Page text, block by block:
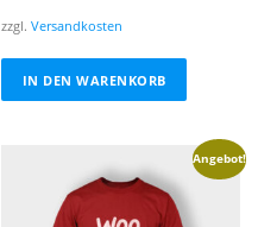
zzgl.Versandkosten
IN DEN WARENKORB
Angebot!